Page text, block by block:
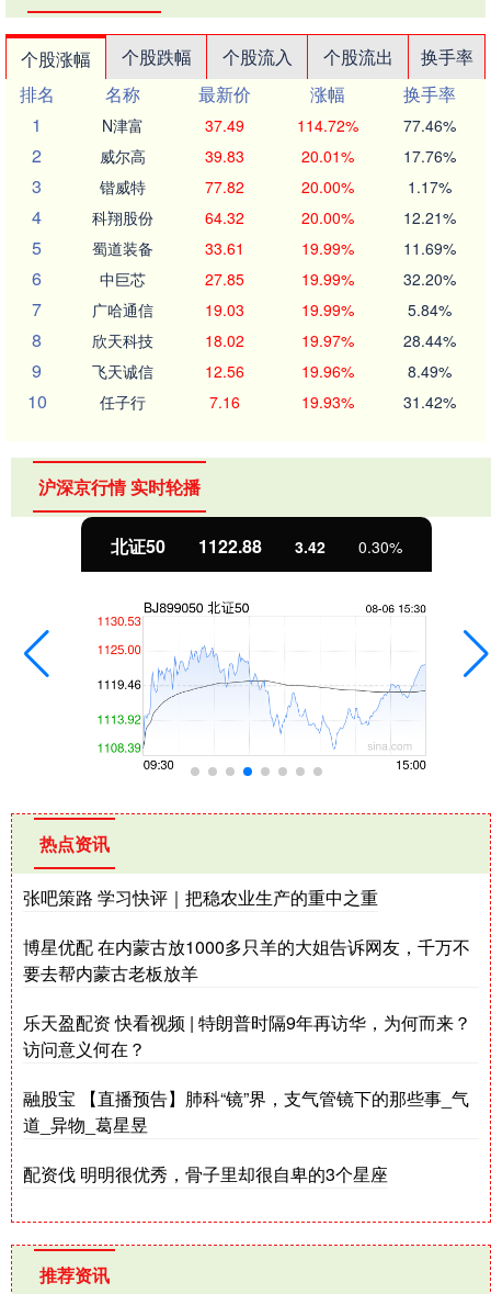
个股涨幅 个股跌幅 个股流入 个股流出
换手率
排名
名称 最新价 涨幅
换手率
1
N津富 37.49 114.72% 77.46%
2 威尔高 39.83 20.01% 17.76%
3 锴威特 77.82 20.00% 1.17%
4 科翔股份 64.32 20.00% 12.21%
5 蜀道装备 33.61 19.99% 11.69%
6 中巨芯 27.85 19.99% 32.20%
7 广哈通信 19.03 19.99% 5.84%
8 欣天科技 18.02 19.97% 28.44%
9 飞天诚信 12.56 19.96% 8.49%
10 任子行 7.16 19.93% 31.42%
沪深京行情 实时轮播
北证50 1122.88 3.42 0.30%
热点资讯
张吧策路 学习快评｜把稳农业生产的重中之重
博星优配 在内蒙古放1000多只羊的大姐告诉网友，千万不
要去帮内蒙古老板放羊
乐天盈配资 快看视频 | 特朗普时隔9年再访华，为何而来？
访问意义何在？
融股宝 【直播预告】肺科“镜”界，支气管镜下的那些事_气
道_异物_葛星昱
配资伐 明明很优秀，骨子里却很自卑的3个星座
推荐资讯